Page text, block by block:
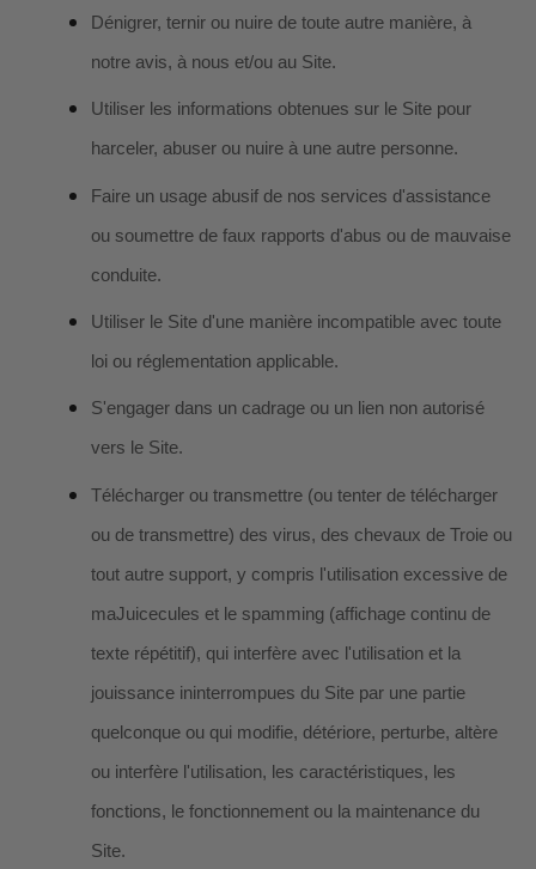
Dénigrer, ternir ou nuire de toute autre manière, à
notre avis, à nous et/ou au Site.
Utiliser les informations obtenues sur le Site pour
harceler, abuser ou nuire à une autre personne.
Faire un usage abusif de nos services d'assistance
ou soumettre de faux rapports d'abus ou de mauvaise
conduite.
Utiliser le Site d'une manière incompatible avec toute
loi ou réglementation applicable.
S'engager dans un cadrage ou un lien non autorisé
vers le Site.
Télécharger ou transmettre (ou tenter de télécharger
ou de transmettre) des virus, des chevaux de Troie ou
tout autre support, y compris l'utilisation excessive de
maJuicecules et le spamming (affichage continu de
texte répétitif), qui interfère avec l'utilisation et la
jouissance ininterrompues du Site par une partie
quelconque ou qui modifie, détériore, perturbe, altère
ou interfère l'utilisation, les caractéristiques, les
fonctions, le fonctionnement ou la maintenance du
Site.